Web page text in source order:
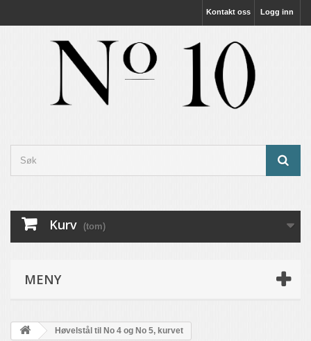
Logg inn
Kontakt oss
Kurv (tom)
MENY
Høvelstål til No 4 og No 5, kurvet